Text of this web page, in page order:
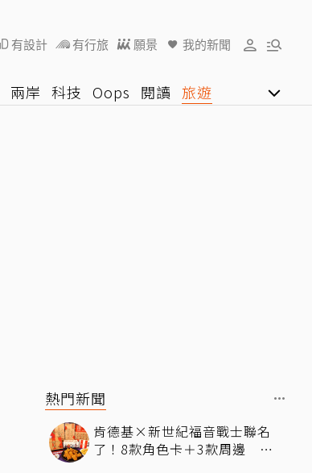
有設計 有行旅 願景 我的新聞
兩岸 科技 Oops 閱讀 旅遊
熱門新聞
肯德基×新世紀福音戰士聯名
了！8款角色卡＋3款周邊 還